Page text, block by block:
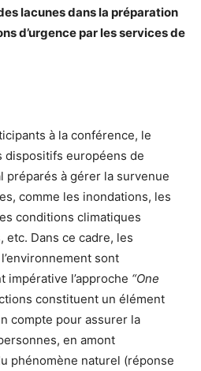
lacunes dans la préparation
d’urgence par les services de
à la conférence, le
dispositifs européens de
préparés à gérer la survenue
comme les inondations, les
conditions climatiques
Dans ce cadre, les
sont
impérative l’approche “One
constituent un élément
compte pour assurer la
en amont
phénomène naturel (réponse